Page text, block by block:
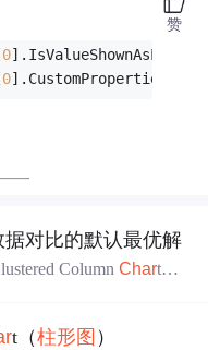
0].IsValueShownAsLabel
0].CustomProperties =
赞
据对比的默认最优解
ColumnChart）
等）。涵盖数据准
t（柱形图 ）